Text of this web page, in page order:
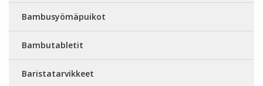
Bambusyömäpuikot
Bambutabletit
Baristatarvikkeet